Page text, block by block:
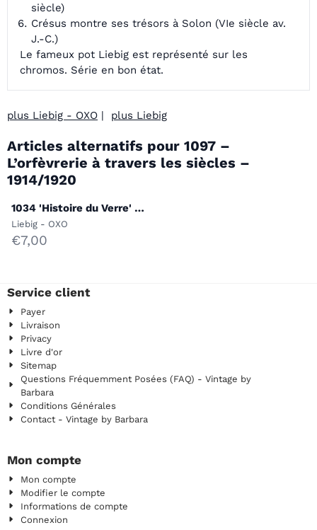
siècle)
Crésus montre ses trésors à Solon (VIe siècle av.
J.-C.)
Le fameux pot Liebig est représenté sur les
chromos. Série en bon état.
plus Liebig - OXO | plus Liebig
Articles alternatifs pour 1097 –
L’orfèvrerie à travers les siècles –
1914/1920
1034 'Histoire du Verre' -
Collection de 1911
Marque :
Liebig - OXO
Prix: 7,00
€7,00
Service client
Payer
Livraison
Privacy
Livre d'or
Sitemap
Questions Fréquemment Posées (FAQ) - Vintage by
Barbara
Conditions Générales
Contact - Vintage by Barbara
Mon compte
Mon compte
Modifier le compte
Informations de compte
Connexion